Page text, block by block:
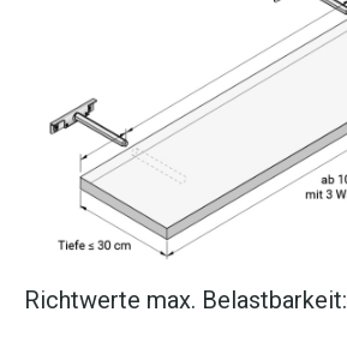
Richtwerte max. Belastbarkeit: